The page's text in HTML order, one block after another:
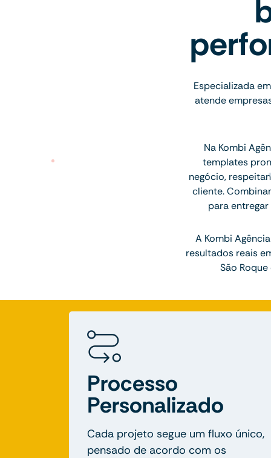
Especializada
atende
Na Kombi
templates
negócio,
cliente.
para
A Kombi
resultados reais
São
Processo
Personalizado
Cada projeto segue um fluxo único,
pensado de acordo com os